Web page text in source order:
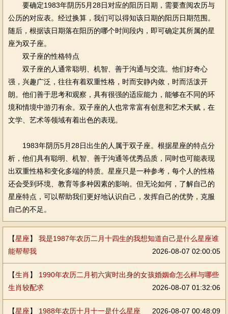
要确定1983年阴历5月28日对应的阳历日期，需要查阅农历与
公历的对应表。经过换算，我们可以得知该日期的阳历日期范围。
随后，根据该日期落在阳历的哪个时间段内，即可确定其所属的星
座为双子座。
双子座的性格特点
双子座的人通常聪明、机智、善于沟通与交流。他们好奇心
强，兴趣广泛，往往有着双重性格，时而安静内敛，时而活泼开
朗。他们善于思考和观察，具有很强的适应能力，能够在不同的环
境和情境中游刃有余。双子座的人也常常富有创意和艺术天赋，在
文学、艺术等领域有着出色的表现。
1983年阴历5月28日出生的人属于双子座。根据星座的特点分
析，他们具有聪明、机智、善于沟通等优秀品质，同时也可能表现
出双重性格和变化多端的特质。星座只是一种参考，每个人的性格
还会受到环境、教育等多种因素的影响。但无论如何，了解自己的
星座特点，可以帮助我们更好地认识自己，发挥自己的优势，克服
自己的不足。
【星座】 我是1987年农历二月十四生的我想知道自己是什么星座谁
能帮帮我
2026-08-07 02:00:05
【生肖 】 1990年农历二月初六寅时出身的女孩婚姻命怎么样与哪些
生肖较配求
2026-08-07 01:32:06
【星座】 1988年农历十月十一是什么星座 2026-08-07 00:48:09